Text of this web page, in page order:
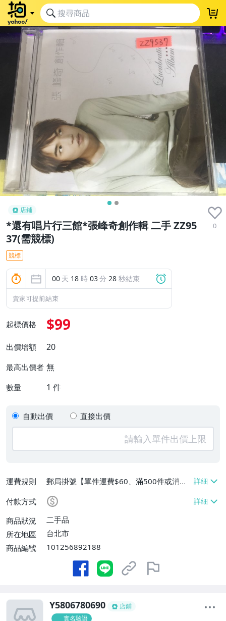
店鋪
*還有唱片行三館*張峰奇創作輯 二手 ZZ95
37(需競標)
0
競標
00 天 18 時 03分 28 秒結束
賣家可提前結束
起標價格 $99
出價增額 20
最高出價者 無
數量 1 件
自動出價 直接出價
運費規則
郵局掛號【單件運費$60、滿500件或消費
滿$20000免運費】
付款方式
商品狀況
二手品
所在地區
台北市
商品編號
101256892188
Y5806780690
店鋪
實名驗證